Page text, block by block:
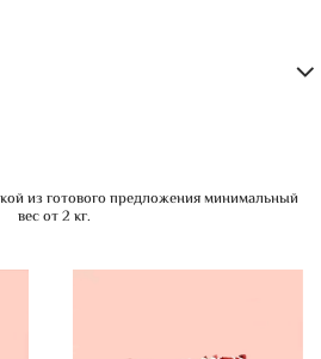
из готового предложения минимальный
вес от 2 кг.